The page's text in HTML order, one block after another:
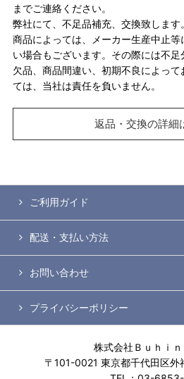
までご連絡ください。
弊社にて、不足品補充、交換致します。
商品によっては、メーカー生産中止
い場合もございます。その際には不足
欠品、商品間違い、初期不良によっ
ては、当社は責任を負いません。
返品・交換の詳細
ご利用ガイド
配送・支払い方法
お問い合わせ
プライバシーポリシー
株式会社Ｂｕｈｉｎ
〒101-0021 東京都千代田区外